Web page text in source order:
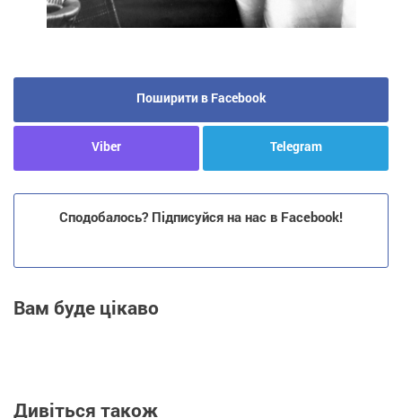
Поширити в Facebook
Viber Telegram
Сподобалось? Підписуйся на нас в Facebook!
Вам буде цікаво
Дивіться також